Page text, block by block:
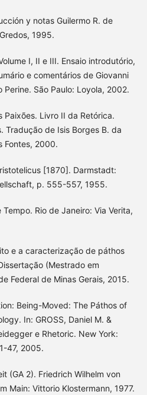
y notas Guilermo R. de
1995.
I, II e III. Ensaio introdutório,
e comentários de Giovanni
Perine. São Paulo: Loyola, 2002.
Paixões. Livro II da Retórica.
Tradução de Isis Borges B. da
Fontes, 2000.
[1870]. Darmstadt:
p. 555-557, 1955.
Tempo. Rio de Janeiro: Via Verita,
e a caracterização de páthos
(Mestrado em
Federal de Minas Gerais, 2015.
Being-Moved: The Páthos of
In: GROSS, Daniel M. &
e Rhetoric. New York:
47, 2005.
(GA 2). Friedrich Wilhelm von
Main: Vittorio Klostermann, 1977.